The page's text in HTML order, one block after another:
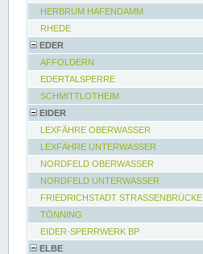
HERBRUM HAFENDAMM
RHEDE
EDER
AFFOLDERN
EDERTALSPERRE
SCHMITTLOTHEIM
EIDER
LEXFÄHRE OBERWASSER
LEXFÄHRE UNTERWASSER
NORDFELD OBERWASSER
NORDFELD UNTERWASSER
FRIEDRICHSTADT STRASSENBRÜCKE
TÖNNING
EIDER-SPERRWERK BP
ELBE